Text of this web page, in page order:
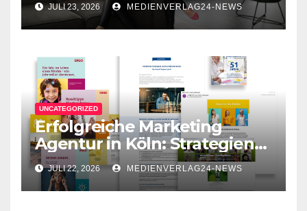
Unternehmenskommunikati
on
JULI 23, 2026 MEDIENVERLAG24-NEWS
UNCATEGORIZED
Erfolgreiche Marketing
Agentur in Köln: Strategien
für Ihr Unternehmen
JULI 22, 2026 MEDIENVERLAG24-NEWS